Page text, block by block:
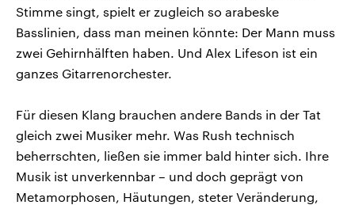
Stimme singt, spielt er zugleich so arabeske
Basslinien, dass man meinen könnte: Der Mann muss
zwei Gehirnhälften haben. Und Alex Lifeson ist ein
ganzes Gitarrenorchester.
Für diesen Klang brauchen andere Bands in der Tat
gleich zwei Musiker mehr. Was Rush technisch
beherrschten, ließen sie immer bald hinter sich. Ihre
Musik ist unverkennbar – und doch geprägt von
Metamorphosen, Häutungen, steter Veränderung,